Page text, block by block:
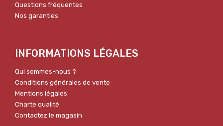
Questions fréquentes
Nos garanties
INFORMATIONS LÉGALES
Qui sommes-nous ?
Conditions générales de vente
Mentions légales
Charte qualité
Contactez le magasin